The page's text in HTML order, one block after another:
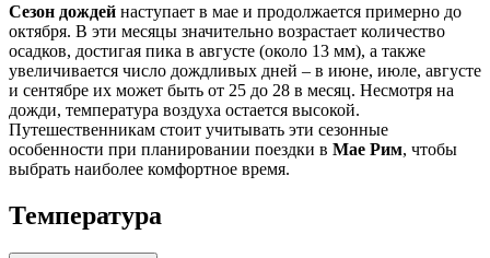
Сезон дождей наступает в мае и продолжается примерно до
октября. В эти месяцы значительно возрастает количество
осадков, достигая пика в августе (около 13 мм), а также
увеличивается число дождливых дней – в июне, июле, августе
и сентябре их может быть от 25 до 28 в месяц. Несмотря на
дожди, температура воздуха остается высокой.
Путешественникам стоит учитывать эти сезонные
особенности при планировании поездки в Мае Рим, чтобы
выбрать наиболее комфортное время.
Температура